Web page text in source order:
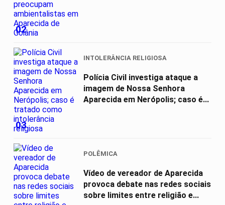
02
03
INTOLERÂNCIA RELIGIOSA
Polícia Civil investiga ataque a
imagem de Nossa Senhora
Aparecida em Nerópolis; caso é...
POLÊMICA
Vídeo de vereador de Aparecida
provoca debate nas redes sociais
sobre limites entre religião e...